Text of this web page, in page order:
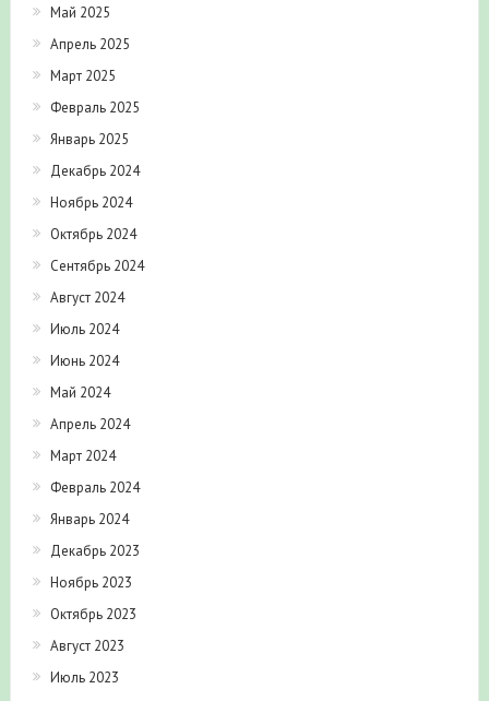
Апрель 2025
Март 2025
Февраль 2025
Январь 2025
Декабрь 2024
Ноябрь 2024
Октябрь 2024
Сентябрь 2024
Август 2024
Июль 2024
Июнь 2024
Май 2024
Апрель 2024
Март 2024
Февраль 2024
Январь 2024
Декабрь 2023
Ноябрь 2023
Октябрь 2023
Август 2023
Июль 2023
Июнь 2023